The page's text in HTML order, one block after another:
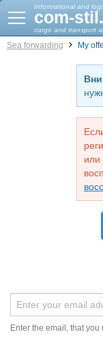
Informational and
com-
cargo and transport
Sea forwarding My
или
Enter the email, that